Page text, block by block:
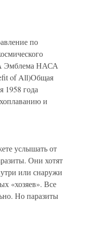
по
Эмблема НАСА
of All)Общая
1958 года
и
услышать от
Они хотят
или снаружи
«хозяев». Все
Но паразиты